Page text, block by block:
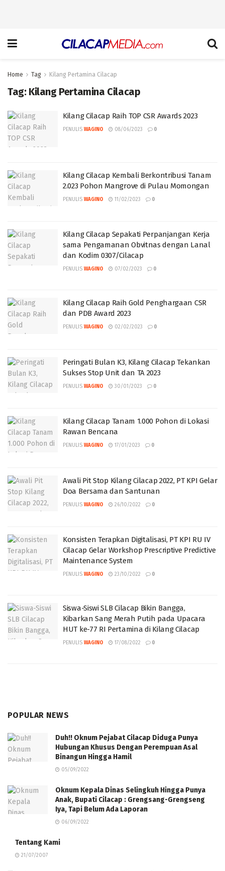
Home Tag Kilang Pertamina Cilacap
Tag: Kilang Pertamina Cilacap
Kilang Cilacap Raih TOP CSR Awards 2023
PENULIS WAGINO 08/06/2023 0
Kilang Cilacap Kembali Berkontribusi Tanam
2.023 Pohon Mangrove di Pulau Momongan
PENULIS WAGINO 11/02/2023 0
Kilang Cilacap Sepakati Perpanjangan Kerja
sama Pengamanan Obvitnas dengan Lanal
dan Kodim 0307/Cilacap
PENULIS WAGINO 07/02/2023 0
Kilang Cilacap Raih Gold Penghargaan CSR
dan PDB Award 2023
PENULIS WAGINO 02/02/2023 0
Peringati Bulan K3, Kilang Cilacap Tekankan
Sukses Stop Unit dan TA 2023
PENULIS WAGINO 30/01/2023 0
Kilang Cilacap Tanam 1.000 Pohon di Lokasi
Rawan Bencana
PENULIS WAGINO 17/01/2023 0
Awali Pit Stop Kilang Cilacap 2022, PT KPI Gelar
Doa Bersama dan Santunan
PENULIS WAGINO 26/10/2022 0
Konsisten Terapkan Digitalisasi, PT KPI RU IV
Cilacap Gelar Workshop Prescriptive Predictive
Maintenance System
PENULIS WAGINO 23/10/2022 0
Siswa-Siswi SLB Cilacap Bikin Bangga,
Kibarkan Sang Merah Putih pada Upacara
HUT ke-77 RI Pertamina di Kilang Cilacap
PENULIS WAGINO 17/08/2022 0
POPULAR NEWS
Duh!! Oknum Pejabat Cilacap Diduga Punya
Hubungan Khusus Dengan Perempuan Asal
Binangun Hingga Hamil
05/09/2022
Oknum Kepala Dinas Selingkuh Hingga Punya
Anak, Bupati Cilacap : Grengsang-Grengseng
Iya, Tapi Belum Ada Laporan
06/09/2022
Tentang Kami
21/07/2007